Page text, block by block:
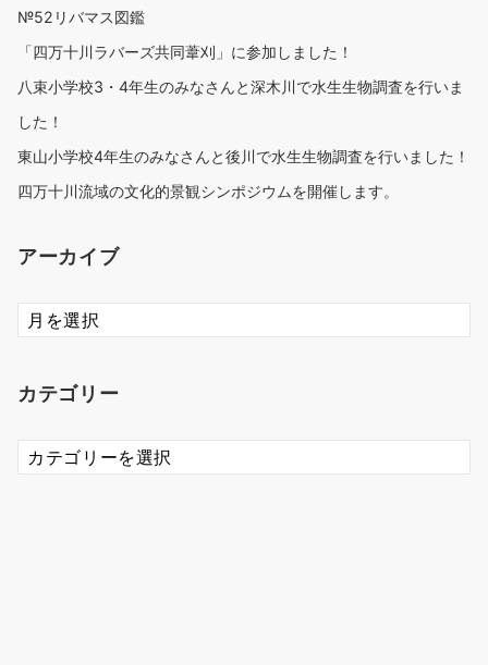
№52リバマス図鑑
「四万十川ラバーズ共同葦刈」に参加しました！
八束小学校3・4年生のみなさんと深木川で水生生物調査を行いま
した！
東山小学校4年生のみなさんと後川で水生生物調査を行いました！
四万十川流域の文化的景観シンポジウムを開催します。
アーカイブ
ア
ー
ブ
カテゴリー
カ
テ